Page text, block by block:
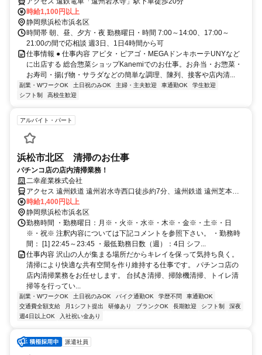
時給1,100円以上
静岡県浜松市浜名区
時間帯 朝、昼、夕方・夜 勤務曜日・時間 7:00～14:00、17:00～
21:00の間で応相談 週3日、1日4時間から可
仕事情報 ● 仕事内容 アピタ・ピアゴ・MEGAドンキホーテUNYなど
に出店する 総合惣菜ショップKanemiでのお仕事。お弁当・お惣菜・
お寿司・揚げ物・サラダなどの簡単な調理、陳列、接客や店内清...
副業・WワークOK 土日祝のみOK 主婦・主夫歓迎 車通勤OK
学生歓迎
シフト制
高校生歓迎
アルバイト・パート
浜松市北区 清掃のお仕事
パチンコ店の店内清掃業務！
二幸産業株式会社
アクセス 遠州鉄道 遠州岩水寺西口徒歩約7分、遠州鉄道 遠州芝本徒
歩約11分、天竜浜名湖線 岩水寺徒歩約16分
時給1,400円以上
静岡県浜松市浜名区
勤務時間 ・勤務曜日：月※・火※・水※・木※・金※・土※・日
※・祝※ 注釈内容については下記コメントを参照下さい。 ・勤務時
間： [1] 22:45～23:45 ・最低勤務日数（週）：4日 シフ...
仕事内容 沢山の人が集まる場所だからキレイを保って気持ち良く。
清掃により快適な共有空間を作り維持する仕事です。 パチンコ店の
店内清掃業務をお任せします。 台拭き清掃、掃除機清掃、トイレ清
掃等を行ってい...
副業・WワークOK 土日祝のみOK バイク通勤OK 学歴不問
車通勤OK
交通費全額支給
月1シフト提出 研修あり ブランクOK 長期歓迎 シフト制
深夜
週4日以上OK
入社祝い金あり
派遣社員